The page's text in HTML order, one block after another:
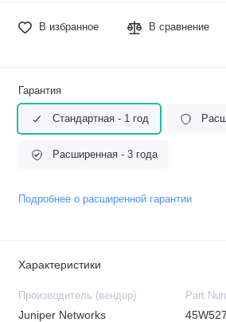
В избранное В сравнение
Гарантия
Стандартная - 1 год
Расширенная - 3 года
Подробнее о расширенной гарантии
Характеристики
Производитель (вендор)
Juniper Networks
Part